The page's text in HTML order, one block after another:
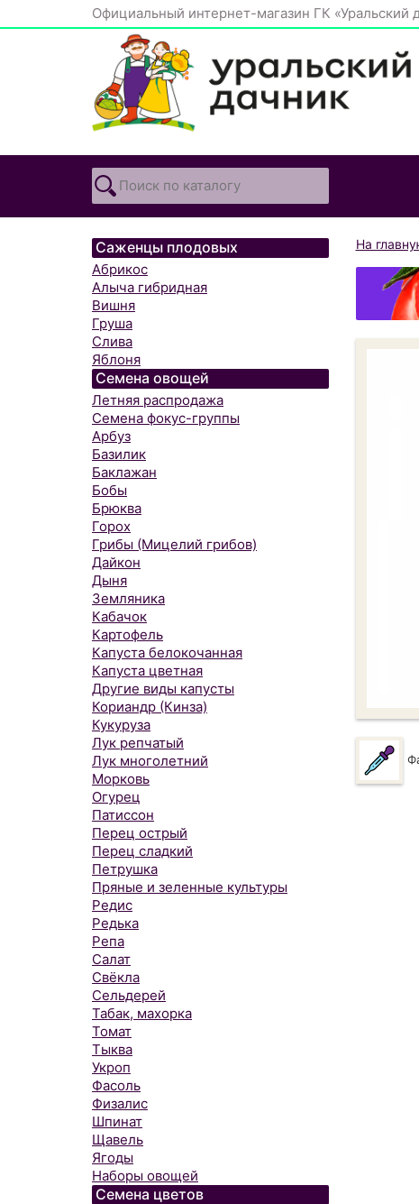
Официальный интернет-магазин ГК «Уральский
Саженцы плодовых
Абрикос
Алыча гибридная
Вишня
Груша
Слива
Яблоня
Семена овощей
Летняя распродажа
Семена фокус-группы
Арбуз
Базилик
Баклажан
Бобы
Брюква
Горох
Грибы (Мицелий грибов)
Дайкон
Дыня
Земляника
Кабачок
Картофель
Капуста белокочанная
Капуста цветная
Другие виды капусты
Кориандр (Кинза)
Кукуруза
Лук репчатый
Лук многолетний
Морковь
Огурец
Патиссон
Перец острый
Перец сладкий
Петрушка
Пряные и зеленные культуры
Редис
Редька
Репа
Салат
Свёкла
Сельдерей
Табак, махорка
Томат
Тыква
Укроп
Фасоль
Физалис
Шпинат
Щавель
Ягоды
Наборы овощей
Семена цветов
На